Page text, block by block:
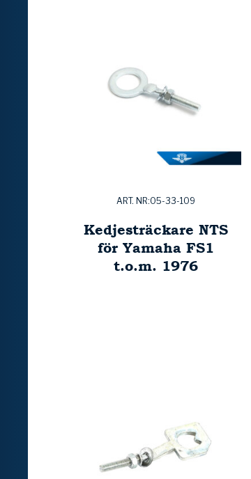
ART. NR:05-33-109
Kedjesträckare NTS
för Yamaha FS1
t.o.m. 1976